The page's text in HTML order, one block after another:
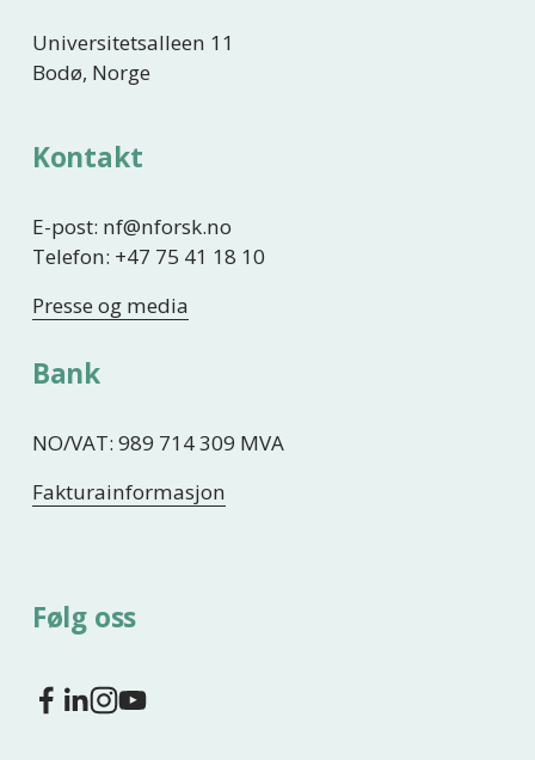
Universitetsalleen 11
Bodø, Norge
Kontakt
E-post: nf@nforsk.no
Telefon: +47 75 41 18 10
Presse og media
Bank
NO/VAT: 989 714 309 MVA
Fakturainformasjon
Følg oss